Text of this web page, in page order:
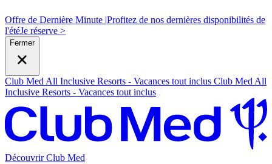
Offre de Dernière Minute |Profitez de nos dernières disponibilités de
l'étéJe réserve >
Fermer
Club Med All Inclusive Resorts - Vacances tout inclus Club Med All
Inclusive Resorts - Vacances tout inclus
Découvrir Club Med